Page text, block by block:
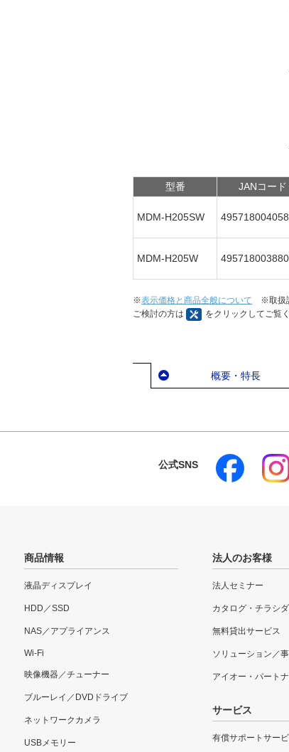
型番 JANコード
MDM-H205SW
MDM-H205W
※表示価格と商品全般について ※取扱
ご検討の方は
をクリックしてご覧
概要・特長
公式SNS
商品情報
液晶ディスプレイ
HDD／SSD
NAS／アプライアンス
Wi-Fi
映像機器／チューナー
ブルーレイ／DVDドライブ
ネットワークカメラ
USBメモリー
法人のお客様
法人セミナー
カタログ・チラシ
無料貸出サービス
ソリューション／
アイオー・パート
サービス
有償サポートサー